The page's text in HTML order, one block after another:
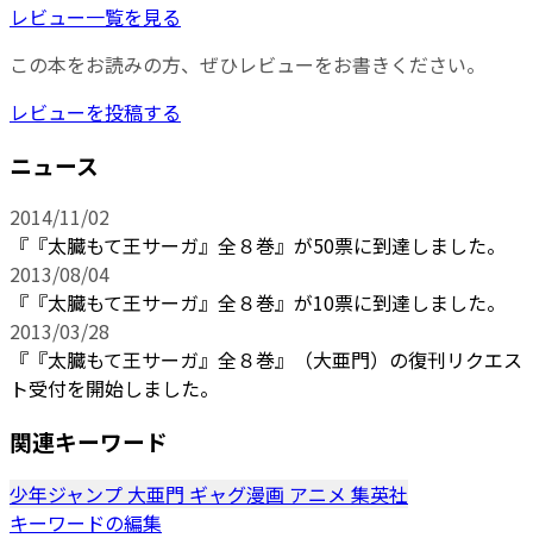
レビュー一覧を見る
この本をお読みの方、ぜひレビューをお書きください。
レビューを投稿する
ニュース
2014/11/02
『『太臓もて王サーガ』全８巻』が50票に到達しました。
2013/08/04
『『太臓もて王サーガ』全８巻』が10票に到達しました。
2013/03/28
『『太臓もて王サーガ』全８巻』（大亜門）の復刊リクエス
ト受付を開始しました。
関連キーワード
少年ジャンプ 大亜門 ギャグ漫画 アニメ 集英社
キーワードの編集